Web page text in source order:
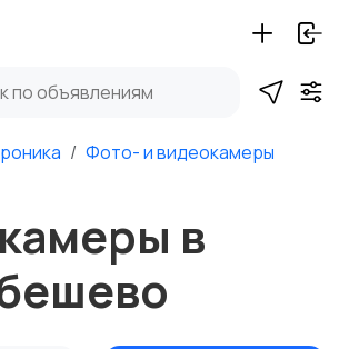
Фото- и видеокамеры
в